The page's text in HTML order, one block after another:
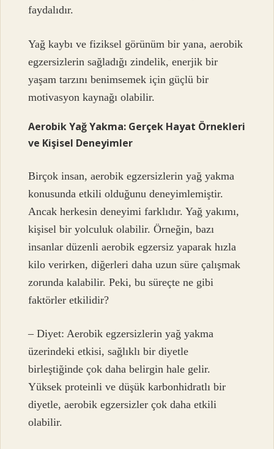
faydalıdır.
Yağ kaybı ve fiziksel görünüm bir yana, aerobik
egzersizlerin sağladığı zindelik, enerjik bir
yaşam tarzını benimsemek için güçlü bir
motivasyon kaynağı olabilir.
Aerobik Yağ Yakma: Gerçek Hayat Örnekleri
ve Kişisel Deneyimler
Birçok insan, aerobik egzersizlerin yağ yakma
konusunda etkili olduğunu deneyimlemiştir.
Ancak herkesin deneyimi farklıdır. Yağ yakımı,
kişisel bir yolculuk olabilir. Örneğin, bazı
insanlar düzenli aerobik egzersiz yaparak hızla
kilo verirken, diğerleri daha uzun süre çalışmak
zorunda kalabilir. Peki, bu süreçte ne gibi
faktörler etkilidir?
– Diyet: Aerobik egzersizlerin yağ yakma
üzerindeki etkisi, sağlıklı bir diyetle
birleştiğinde çok daha belirgin hale gelir.
Yüksek proteinli ve düşük karbonhidratlı bir
diyetle, aerobik egzersizler çok daha etkili
olabilir.